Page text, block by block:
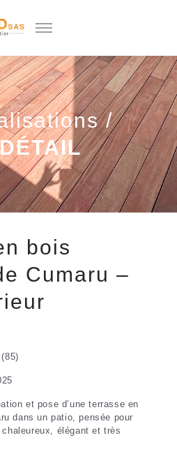
/
bois
Cumaru –
et pose d’une terrasse en
dans un patio, pensée pour
élégant et très